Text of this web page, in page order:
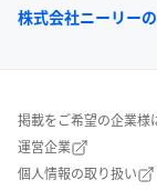
株式会社ニーリー
掲載をご希望の企業様
運営企業
個人情報の取り扱い